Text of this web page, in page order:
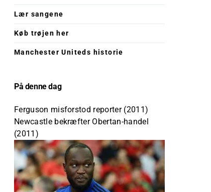
Lær sangene
Køb trøjen her
Manchester Uniteds historie
På denne dag
Ferguson misforstod reporter (2011)
Newcastle bekræfter Obertan-handel
(2011)